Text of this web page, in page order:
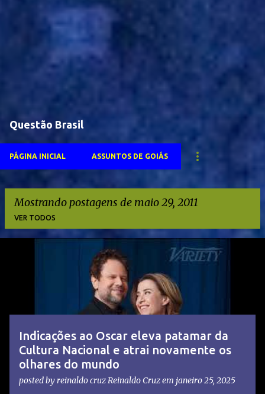
Questão Brasil
PÁGINA INICIAL ASSUNTOS DE GOIÁS
Mostrando postagens de maio 29, 2011
VER TODOS
Indicações ao Oscar eleva patamar da
Cultura Nacional e atrai novamente os
olhares do mundo
posted by reinaldo cruz Reinaldo Cruzem janeiro 25, 2025